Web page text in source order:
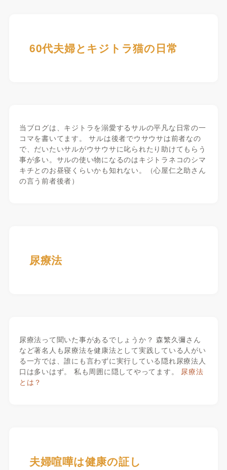
60代夫婦とキジトラ猫の日常
当ブログは、キジトラを溺愛するサルの平凡な日常の一
コマを書いてます。 サルは後者でウサウサは前者なの
で、だいたいサルがウサウサに叱られたり助けてもらう
事が多い。サルの使い物になるのはキジトラネコのシマ
キチとのお昼寝くらいかも知れない。（心屋仁之助さん
の言う前者後者）
尿療法
尿療法って聞いた事があるでしょうか？ 森繁久彌さん
など著名人も尿療法を健康法として実践している人がい
る一方では、誰にも言わずに実行している隠れ尿療法人
口は多いはず。 私も周囲に隠してやってます。 尿療法
とは？
夫婦喧嘩は健康の証し